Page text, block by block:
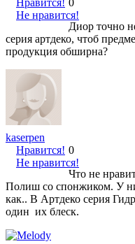
Не нравится!
Диор точно
серия артдеко, чтоб
продукция обширна?
kaserpen
Нравится!
Не нравится!
0
Что не
Полиш со спонжиком. У
как.. В Артдеко серия
один их блеск.